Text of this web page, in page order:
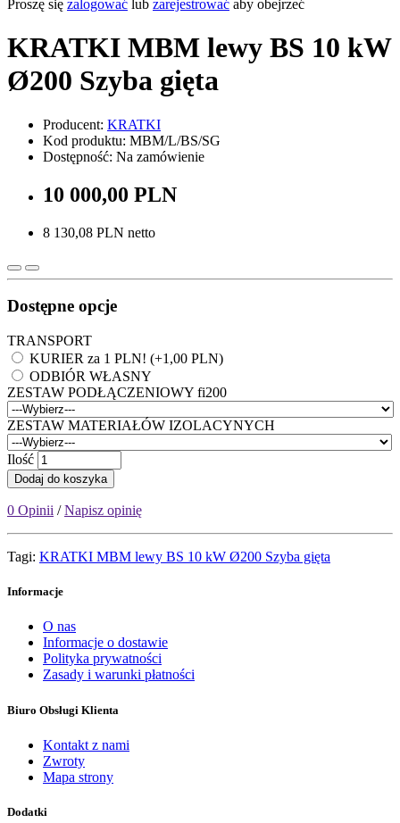
Proszę się zalogować lub zarejestrować aby obejrzeć
KRATKI MBM lewy BS 10 kW
Ø200 Szyba gięta
Producent: KRATKI
Kod produktu: MBM/L/BS/SG
Dostępność: Na zamówienie
10 000,00 PLN
8 130,08 PLN netto
Dostępne opcje
TRANSPORT
KURIER za 1 PLN! (+1,00 PLN)
ODBIÓR WŁASNY
ZESTAW PODŁĄCZENIOWY fi200
ZESTAW MATERIAŁÓW IZOLACYNYCH
Ilość
Dodaj do koszyka
0 Opinii /Napisz opinię
Tagi: KRATKI MBM lewy BS 10 kW Ø200 Szyba gięta
Informacje
O nas
Informacje o dostawie
Polityka prywatności
Zasady i warunki płatności
Biuro Obsługi Klienta
Kontakt z nami
Zwroty
Mapa strony
Dodatki